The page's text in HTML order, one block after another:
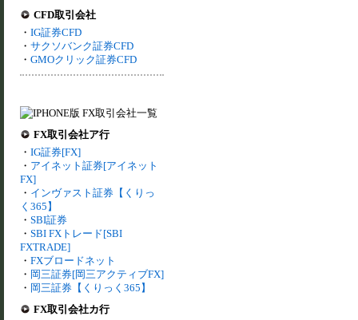
CFD取引会社
・ IG証券CFD
・ サクソバンク証券CFD
・ GMOクリック証券CFD
FX取引会社ア行
・ IG証券[FX]
・ アイネット証券[アイネット
FX]
・ インヴァスト証券【くりっ
く365】
・ SBI証券
・ SBI FXトレード[SBI
FXTRADE]
・ FXブロードネット
・ 岡三証券[岡三アクティブFX]
・ 岡三証券【くりっく365】
FX取引会社カ行